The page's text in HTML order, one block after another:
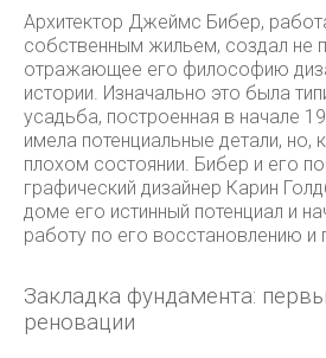
Архитектор Джеймс Бибер,
собственным жильем, создал не
отражающее его философию
истории. Изначально это была
усадьба, построенная в начале
имела потенциальные детали,
плохом состоянии. Бибер и его
графический дизайнер Карин
доме его истинный потенциал и
работу по его восстановлению
Закладка фундамента:
реновации